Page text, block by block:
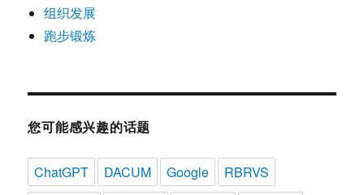
组织发展
跑步锻炼
您可能感兴趣的话题
ChatGPT DACUM Google
RBRVS